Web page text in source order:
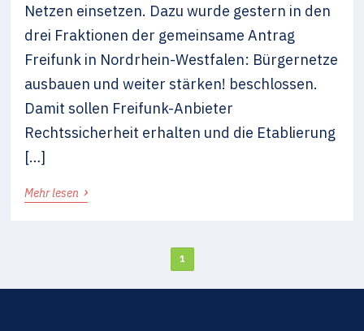
Netzen einsetzen. Dazu wurde gestern in den
drei Fraktionen der gemeinsame Antrag
Freifunk in Nordrhein-Westfalen: Bürgernetze
ausbauen und weiter stärken! beschlossen.
Damit sollen Freifunk-Anbieter
Rechtssicherheit erhalten und die Etablierung
[…]
Mehr lesen ›
1